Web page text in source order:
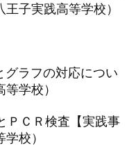
子実践高等学校）
グラフの対応につい
学校）
ＰＣＲ検査【実践事
校）